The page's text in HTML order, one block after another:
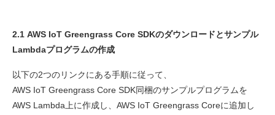
2.1 AWS IoT Greengrass Core SDKのダウンロードとサンプル
Lambdaプログラムの作成
以下の2つのリンクにある手順に従って、
AWS IoT Greengrass Core SDK同梱のサンプルプログラムを
AWS Lambda上に作成し、AWS IoT Greengrass Coreに追加し